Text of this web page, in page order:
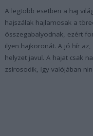
A legtöbb esetben a haj
hajszálak hajlamosak a
összegabalyodnak, ezért
ilyen hajkoronát. A jó hír
helyzet javul. A hajat csak
zsírosodik, így valójában